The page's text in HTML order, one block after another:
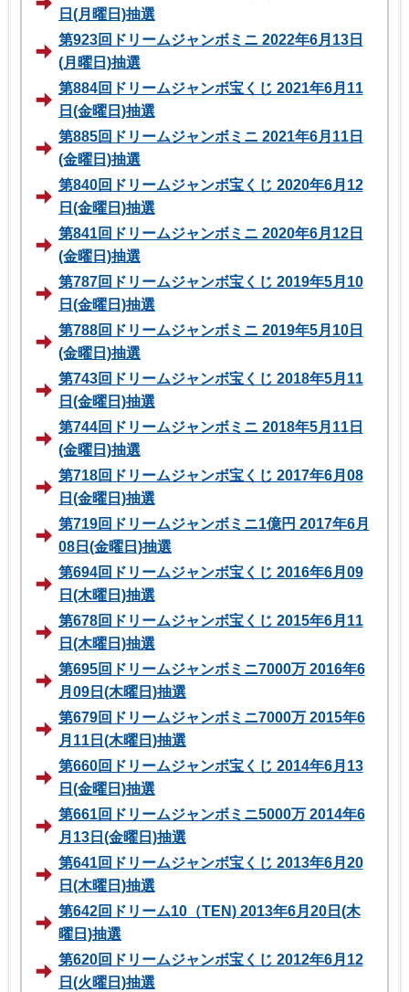
日(月曜日)抽選
第923回ドリームジャンボミニ 2022年6月13日
(月曜日)抽選
第884回ドリームジャンボ宝くじ 2021年6月11
日(金曜日)抽選
第885回ドリームジャンボミニ 2021年6月11日
(金曜日)抽選
第840回ドリームジャンボ宝くじ 2020年6月12
日(金曜日)抽選
第841回ドリームジャンボミニ 2020年6月12日
(金曜日)抽選
第787回ドリームジャンボ宝くじ 2019年5月10
日(金曜日)抽選
第788回ドリームジャンボミニ 2019年5月10日
(金曜日)抽選
第743回ドリームジャンボ宝くじ 2018年5月11
日(金曜日)抽選
第744回ドリームジャンボミニ 2018年5月11日
(金曜日)抽選
第718回ドリームジャンボ宝くじ 2017年6月08
日(金曜日)抽選
第719回ドリームジャンボミニ1億円 2017年6月
08日(金曜日)抽選
第694回ドリームジャンボ宝くじ 2016年6月09
日(木曜日)抽選
第678回ドリームジャンボ宝くじ 2015年6月11
日(木曜日)抽選
第695回ドリームジャンボミニ7000万 2016年6
月09日(木曜日)抽選
第679回ドリームジャンボミニ7000万 2015年6
月11日(木曜日)抽選
第660回ドリームジャンボ宝くじ 2014年6月13
日(金曜日)抽選
第661回ドリームジャンボミニ5000万 2014年6
月13日(金曜日)抽選
第641回ドリームジャンボ宝くじ 2013年6月20
日(木曜日)抽選
第642回ドリーム10（TEN) 2013年6月20日(木
曜日)抽選
第620回ドリームジャンボ宝くじ 2012年6月12
日(火曜日)抽選